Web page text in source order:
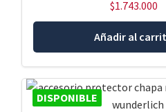
$1.743.000
Añadir al
DISPONIBLE